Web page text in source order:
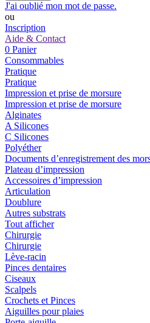
J'ai oublié mon mot de passe.
ou
Inscription
Aide & Contact
0 Panier
Consommables
Pratique
Pratique
Impression et prise de morsure
Impression et prise de morsure
Alginates
A Silicones
C Silicones
Polyéther
Documents d’enregistrement des
Plateau d’impression
Accessoires d’impression
Articulation
Doublure
Autres substrats
Tout afficher
Chirurgie
Chirurgie
Lève-racin
Pinces dentaires
Ciseaux
Scalpels
Crochets et Pinces
Aiguilles pour plaies